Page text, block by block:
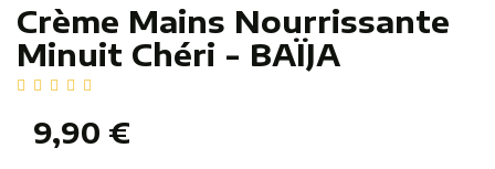
Crème Mains Nourrissante
Minuit Chéri - BAÏJA
9,90 €